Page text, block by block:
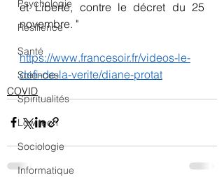
Psychologie
Résilience
Santé
Sciences
Spiritualités
Low tech
Sociologie
Informatique
et Liberté, contre le décret du 25
novembre. "
https://www.francesoir.fr/videos-le-
defi-de-la-verite/diane-protat
COVID